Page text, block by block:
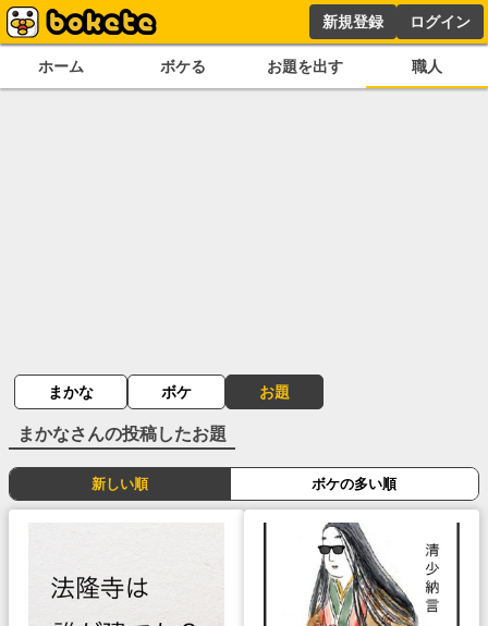
新規登録 ログイン
ホーム ボケる お題を出す 職人
まかな ボケ お題
まかなさんの投稿したお題
新しい順 ボケの多い順